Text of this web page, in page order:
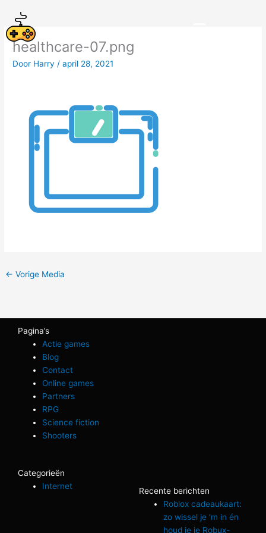
naar
de
inhoudhealthcare-07.png
Door Harry /april 28, 2021
← Vorige Media
Pagina’s
Actie games
Blog
Contact
Online games
Partners
RPG
Science fiction
Shooters
Categorieën
Internet
Recente berichten
Roblox cadeaukaart:
zo wissel je ‘m in én
houd je je Robux-